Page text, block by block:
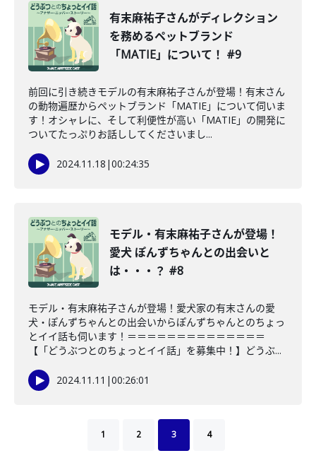
有末麻祐子さんがディレクション
を務めるペットブランド
「MATIE」について！ #9
前回に引き続きモデルの有末麻祐子さんが登場！有末さん
の動物遍歴からペットブランド「MATIE」について伺いま
す！オシャレに、そして利便性が高い「MATIE」の開発に
ついてたっぷりお話ししてくださいまし...
2024.11.18 |00:24:35
モデル・有末麻祐子さんが登場！
愛犬 ぽんずちゃんとの出会いと
は・・・？ #8
モデル・有末麻祐子さんが登場！愛犬家の有末さんの愛
犬・ぽんずちゃんとの出会いからぽんずちゃんとのちょっ
とイイ話も伺います！＝＝＝＝＝＝＝＝＝＝＝＝＝＝
【「どうぶつとのちょっとイイ話」を募集中！】どうぶ...
2024.11.11 |00:26:01
1 2 3 4